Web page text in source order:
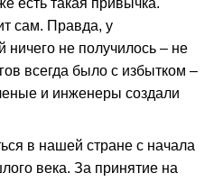
есть такая привычка.
сам. Правда, у
ничего не получилось – не
всегда было с избытком –
и инженеры создали
в нашей стране с начала
века. За принятие на